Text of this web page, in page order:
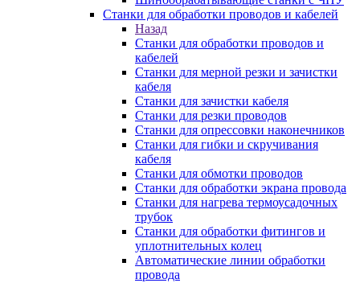
Станки для обработки проводов и кабелей
Назад
Станки для обработки проводов и
кабелей
Станки для мерной резки и зачистки
кабеля
Станки для зачистки кабеля
Станки для резки проводов
Станки для опрессовки наконечников
Станки для гибки и скручивания
кабеля
Станки для обмотки проводов
Станки для обработки экрана провода
Станки для нагрева термоусадочных
трубок
Станки для обработки фитингов и
уплотнительных колец
Автоматические линии обработки
провода